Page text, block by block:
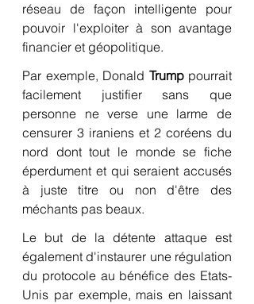
réseau de façon intelligente pour
pouvoir l'exploiter à son avantage
financier et géopolitique.
Par exemple, Donald Trump pourrait
facilement justifier sans que
personne ne verse une larme de
censurer 3 iraniens et 2 coréens du
nord dont tout le monde se fiche
éperdument et qui seraient accusés
à juste titre ou non d'être des
méchants pas beaux.
Le but de la détente attaque est
également d'instaurer une régulation
du protocole au bénéfice des Etats-
Unis par exemple, mais en laissant